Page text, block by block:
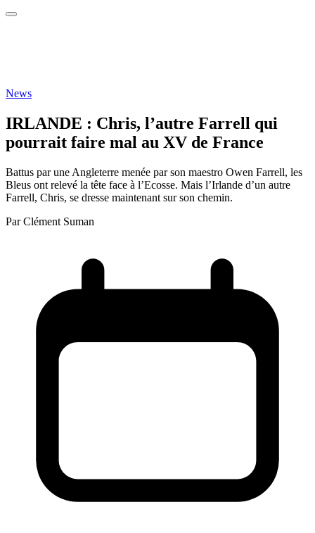
News
IRLANDE : Chris, l’autre Farrell qui
pourrait faire mal au XV de France
Battus par une Angleterre menée par son maestro Owen Farrell, les
Bleus ont relevé la tête face à l’Ecosse. Mais l’Irlande d’un autre
Farrell, Chris, se dresse maintenant sur son chemin.
Par Clément Suman